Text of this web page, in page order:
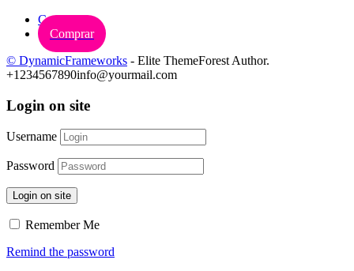
Carrinho
Comprar
© DynamicFrameworks - Elite ThemeForest Author.
+1234567890info@yourmail.com
Login on site
Username
Password
Login on site
Remember Me
Remind the password